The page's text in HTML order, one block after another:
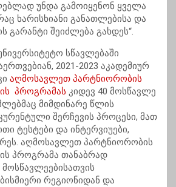
უნდა გამოიყენონ ყველა
ხარისხიანი განათლებისა და
გარანტი შეიძლება გახდეს“.
სწავლებაში
2021-2023 აკადემიურ
აღმოსავლეთ პარტნიორობის
პროგრამას კიდევ 40 მოსწავლე
მიმდინარე წლის
შერჩევის პროცესი, მათ
ტესტები და ინტერვიუები,
აღმოსავლეთ პარტნიორობის
პროგრამა თანაბრად
რეგიონიდან და